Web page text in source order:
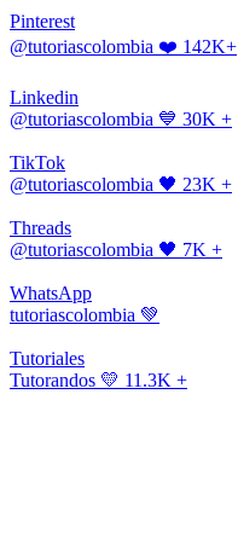
Pinterest
@tutoriascolombia ❤️ 142K+
Linkedin
@tutoriascolombia 💙 30K +
TikTok
@tutoriascolombia 🖤 23K +
Threads
@tutoriascolombia 🖤 7K +
WhatsApp
tutoriascolombia 💚
Tutoriales
Tutorandos 💛 11.3K +